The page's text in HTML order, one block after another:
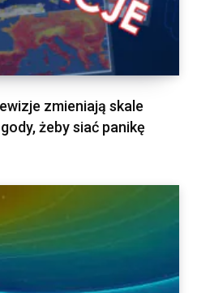
zmieniają skale
żeby siać panikę